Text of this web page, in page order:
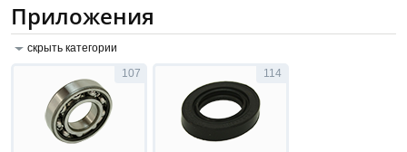
Приложения
скрыть категории
107
114